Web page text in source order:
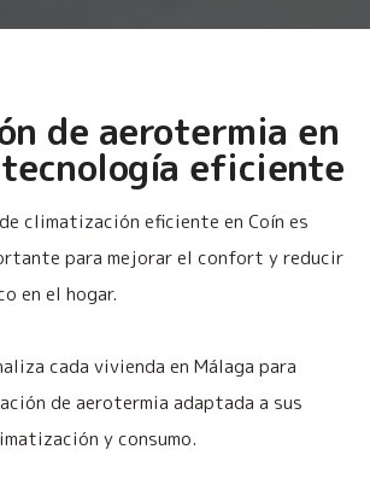
de aerotermia en
eficiente
climatización eficiente en Coín es
para mejorar el confort y reducir
en el hogar.
cada vivienda en Málaga para
de aerotermia adaptada a sus
y consumo.